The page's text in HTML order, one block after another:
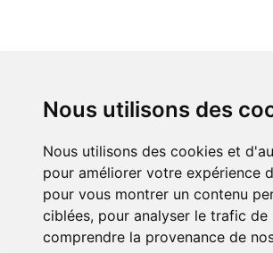
Nous utilisons des
Nous utilisons des cookies et d'autres technologies de suivi
pour améliorer votre expérience
pour vous montrer un contenu
ciblées, pour analyser le trafic
comprendre la provenance de